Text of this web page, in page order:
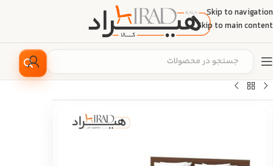
Skip to navigation
Skip to main content